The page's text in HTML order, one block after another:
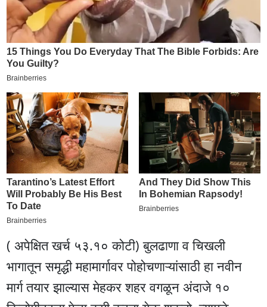
( अपेक्षित खर्च ५३.१० कोटी) बुलढाणा व चिखली
भागातून समृद्धी महामार्गावर पोहोचणाऱ्यांसाठी हा नवीन
मार्ग तयार झाल्यास मेहकर शहर वगळून अंदाजे १०